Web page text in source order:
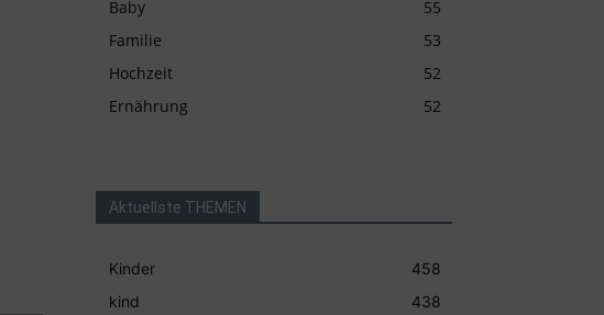
Baby
55
Familie
53
Hochzeit
52
Ernährung
52
Aktuellste THEMEN
Kinder
458
kind
438